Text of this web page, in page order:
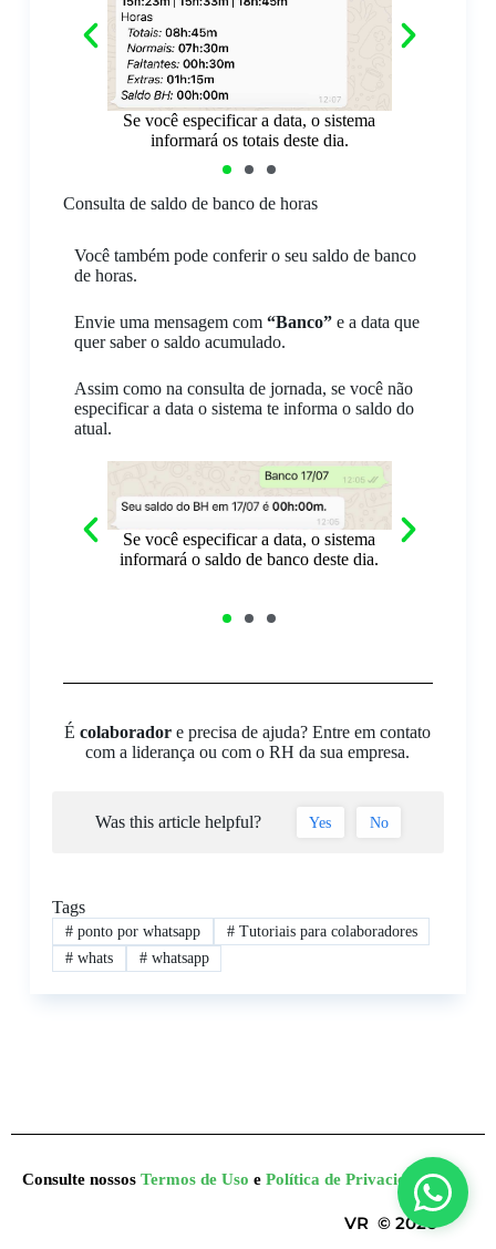
consulta com
o sistema
Se você especificar a data, o sistema
informará os totais deste dia.
Consulta de saldo de banco de horas
Você também pode conferir o seu saldo de banco
de horas.
Envie uma mensagem com “Banco”e a data que
quer saber o saldo acumulado.
Assim como na consulta de jornada, se você não
especificar a data o sistema te informa o saldo do
atual.
consulta com
Se você especificar a data, o sistema
informará o saldo de banco deste dia.
Écolaborador e precisa de ajuda? Entre em contato
com a liderança ou com o RH da sua empresa.
Was this article helpful? Yes No
Tags
#ponto por whatsapp #Tutoriais para colaboradores
#whats #whatsapp
Consulte nossos Termos de Uso e Política de Privacidade
VR © 2026